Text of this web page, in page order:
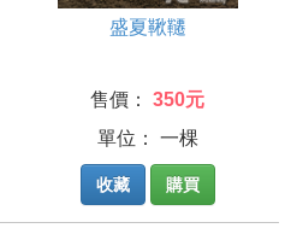
盛夏鞦韆
售價：
350元
單位： 一棵
收藏 購買